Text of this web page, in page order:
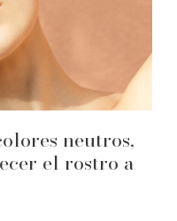
neutros,
el rostro a